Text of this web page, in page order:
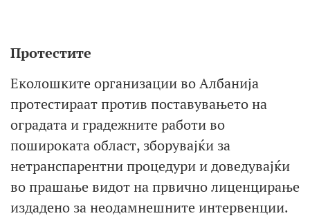
Протестите
Еколошките организации во Албанија
протестираат против поставувањето на
оградата и градежните работи во
пошироката област, зборувајќи за
нетранспарентни процедури и доведувајќи
во прашање видот на првично лиценцирање
издадено за неодамнешните интервенции.